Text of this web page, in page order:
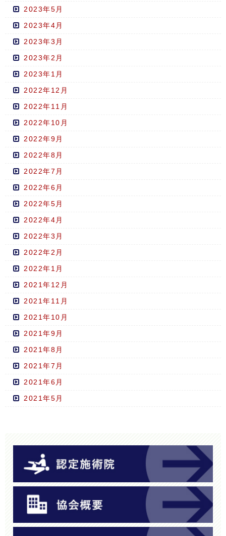
2023年5月
2023年4月
2023年3月
2023年2月
2023年1月
2022年12月
2022年11月
2022年10月
2022年9月
2022年8月
2022年7月
2022年6月
2022年5月
2022年4月
2022年3月
2022年2月
2022年1月
2021年12月
2021年11月
2021年10月
2021年9月
2021年8月
2021年7月
2021年6月
2021年5月